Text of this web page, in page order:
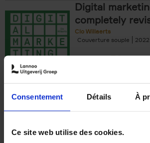
Consentement Détails À
Ce site web utilise des cookies.
Digital
completely
Clo Willaerts
Couverture souple
2022
€35,50